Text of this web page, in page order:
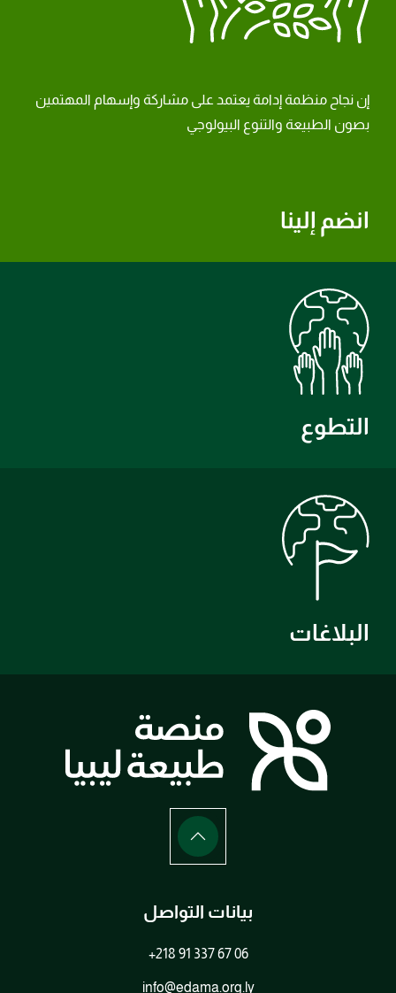
انضم إلينا
إن نجاح منظمة إدامة يعتمد على مشاركة وإسهام المهتمين
بصون الطبيعة والتنوع البيولوجي
التطوع
البلاغات
بيانات التواصل
+218 91 337 67 06
info@edama.org.ly